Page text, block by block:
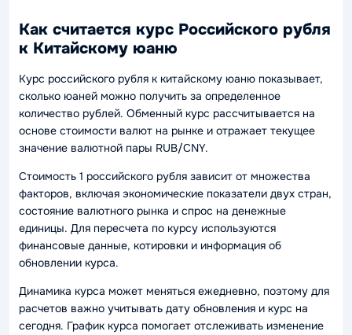
Как считается курс Российского рубля
к Китайскому юаню
Курс российского рубля к китайскому юаню показывает,
сколько юаней можно получить за определенное
количество рублей. Обменный курс рассчитывается на
основе стоимости валют на рынке и отражает текущее
значение валютной пары RUB/CNY.
Стоимость 1 российского рубля зависит от множества
факторов, включая экономические показатели двух стран,
состояние валютного рынка и спрос на денежные
единицы. Для пересчета по курсу используются
финансовые данные, котировки и информация об
обновлении курса.
Динамика курса может меняться ежедневно, поэтому для
расчетов важно учитывать дату обновления и курс на
сегодня. График курса помогает отслеживать изменение